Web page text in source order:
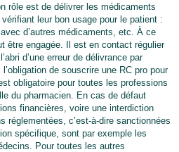
rôle est de délivrer les médicaments
leur bon usage pour le patient :
d’autres médicaments, etc. À ce
être engagée. Il est en contact régulier
d’une erreur de délivrance par
de souscrire une RC pro pour
obligatoire pour toutes les professions
du pharmacien. En cas de défaut
financières, voire une interdiction
réglementées, c’est-à-dire sanctionnées
spécifique, sont par exemple les
Pour toutes les autres